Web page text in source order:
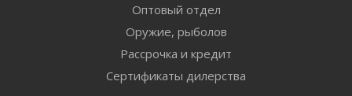
Оптовый отдел
Оружие, рыболов
Рассрочка и кредит
Сертификаты дилерства